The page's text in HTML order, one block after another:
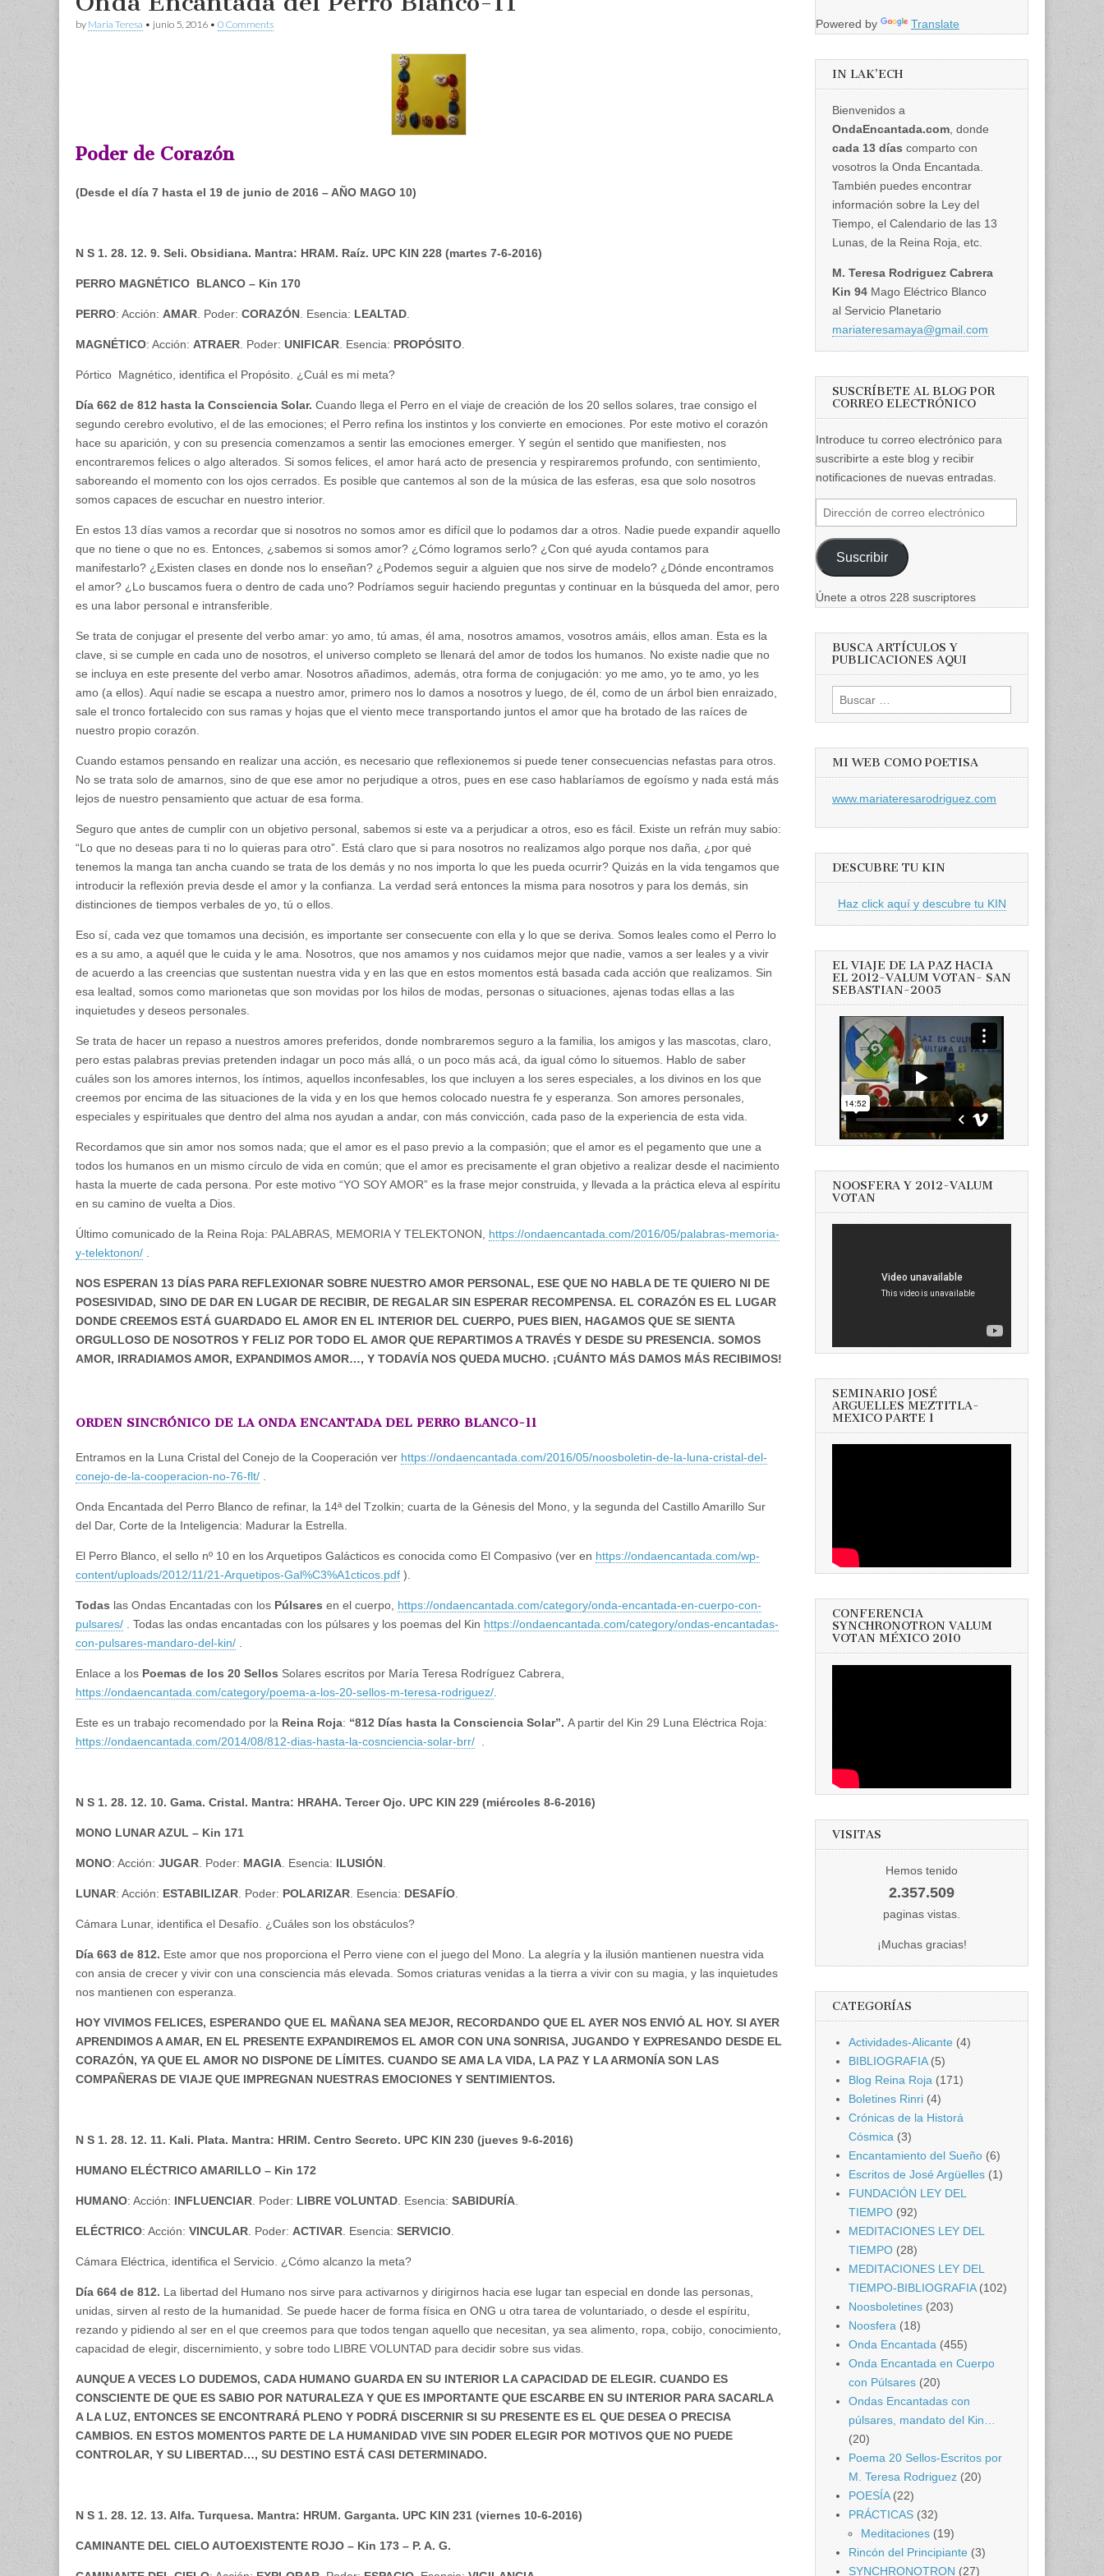
by Maria Teresa • junio 5, 2016 • 0 Comments
Poder de Corazón
(Desde el día 7 hasta el 19 de junio de 2016 – AÑO MAGO 10)
N S 1. 28. 12. 9. Seli. Obsidiana. Mantra: HRAM. Raíz. UPC KIN 228 (martes 7-6-2016)
PERRO MAGNÉTICO BLANCO – Kin 170
PERRO: Acción: AMAR . Poder: CORAZÓN . Esencia: LEALTAD
MAGNÉTICO: Acción: ATRAER . Poder: UNIFICAR . Esencia: PROPÓSITO
Pórtico Magnético, identifica el Propósito. ¿Cuál es mi meta?
Día 662 de 812 hasta la Consciencia Solar. Cuando llega el Perro en el viaje de creación de los 20 sellos solares, trae consigo el
segundo cerebro evolutivo, el de las emociones; el Perro refina los instintos y los convierte en emociones. Por este motivo el corazón
hace su aparición, y con su presencia comenzamos a sentir las emociones emerger. Y según el sentido que manifiesten, nos
encontraremos felices o algo alterados. Si somos felices, el amor hará acto de presencia y respiraremos profundo, con sentimiento,
saboreando el momento con los ojos cerrados. Es posible que cantemos al son de la música de las esferas, esa que solo nosotros
somos capaces de escuchar en nuestro interior.
En estos 13 días vamos a recordar que si nosotros no somos amor es difícil que lo podamos dar a otros. Nadie puede expandir aquello
que no tiene o que no es. Entonces, ¿sabemos si somos amor? ¿Cómo logramos serlo? ¿Con qué ayuda contamos para
manifestarlo? ¿Existen clases en donde nos lo enseñan? ¿Podemos seguir a alguien que nos sirve de modelo? ¿Dónde encontramos
el amor? ¿Lo buscamos fuera o dentro de cada uno? Podríamos seguir haciendo preguntas y continuar en la búsqueda del amor, pero
es una labor personal e intransferible.
Se trata de conjugar el presente del verbo amar: yo amo, tú amas, él ama, nosotros amamos, vosotros amáis, ellos aman. Esta es la
clave, si se cumple en cada uno de nosotros, el universo completo se llenará del amor de todos los humanos. No existe nadie que no
se incluya en este presente del verbo amar. Nosotros añadimos, además, otra forma de conjugación: yo me amo, yo te amo, yo les
amo (a ellos). Aquí nadie se escapa a nuestro amor, primero nos lo damos a nosotros y luego, de él, como de un árbol bien enraizado,
sale el tronco fortalecido con sus ramas y hojas que el viento mece transportando juntos el amor que ha brotado de las raíces de
nuestro propio corazón.
Cuando estamos pensando en realizar una acción, es necesario que reflexionemos si puede tener consecuencias nefastas para otros.
No se trata solo de amarnos, sino de que ese amor no perjudique a otros, pues en ese caso hablaríamos de egoísmo y nada está más
lejos de nuestro pensamiento que actuar de esa forma.
Seguro que antes de cumplir con un objetivo personal, sabemos si este va a perjudicar a otros, eso es fácil. Existe un refrán muy sabio:
“Lo que no deseas para ti no lo quieras para otro”. Está claro que si para nosotros no realizamos algo porque nos daña, ¿por qué
tenemos la manga tan ancha cuando se trata de los demás y no nos importa lo que les pueda ocurrir? Quizás en la vida tengamos que
introducir la reflexión previa desde el amor y la confianza. La verdad será entonces la misma para nosotros y para los demás, sin
distinciones de tiempos verbales de yo, tú o ellos.
Eso sí, cada vez que tomamos una decisión, es importante ser consecuente con ella y lo que se deriva. Somos leales como el Perro lo
es a su amo, a aquél que le cuida y le ama. Nosotros, que nos amamos y nos cuidamos mejor que nadie, vamos a ser leales y a vivir
de acuerdo a las creencias que sustentan nuestra vida y en las que en estos momentos está basada cada acción que realizamos. Sin
esa lealtad, somos como marionetas que son movidas por los hilos de modas, personas o situaciones, ajenas todas ellas a las
inquietudes y deseos personales.
Se trata de hacer un repaso a nuestros amores preferidos, donde nombraremos seguro a la familia, los amigos y las mascotas, claro,
pero estas palabras previas pretenden indagar un poco más allá, o un poco más acá, da igual cómo lo situemos. Hablo de saber
cuáles son los amores internos, los íntimos, aquellos inconfesables, los que incluyen a los seres especiales, a los divinos en los que
creemos por encima de las situaciones de la vida y en los que hemos colocado nuestra fe y esperanza. Son amores personales,
especiales y espirituales que dentro del alma nos ayudan a andar, con más convicción, cada paso de la experiencia de esta vida.
Recordamos que sin amor nos somos nada; que el amor es el paso previo a la compasión; que el amor es el pegamento que une a
todos los humanos en un mismo círculo de vida en común; que el amor es precisamente el gran objetivo a realizar desde el nacimiento
hasta la muerte de cada persona. Por este motivo “YO SOY AMOR” es la frase mejor construida, y llevada a la práctica eleva al espíritu
en su camino de vuelta a Dios.
Último comunicado de la Reina Roja: PALABRAS, MEMORIA Y TELEKTONON, https://ondaencantada.com/2016/05/palabras-memoria-
y-telektonon/
NOS ESPERAN 13 DÍAS PARA REFLEXIONAR SOBRE NUESTRO AMOR PERSONAL, ESE QUE NO HABLA DE TE QUIERO NI DE
POSESIVIDAD, SINO DE DAR EN LUGAR DE RECIBIR, DE REGALAR SIN ESPERAR RECOMPENSA. EL CORAZÓN ES EL LUGAR
DONDE CREEMOS ESTÁ GUARDADO EL AMOR EN EL INTERIOR DEL CUERPO, PUES BIEN, HAGAMOS QUE SE SIENTA
ORGULLOSO DE NOSOTROS Y FELIZ POR TODO EL AMOR QUE REPARTIMOS A TRAVÉS Y DESDE SU PRESENCIA. SOMOS
AMOR, IRRADIAMOS AMOR, EXPANDIMOS AMOR…, Y TODAVÍA NOS QUEDA MUCHO. ¡CUÁNTO MÁS DAMOS MÁS RECIBIMOS!
ORDEN SINCRÓNICO DE LA ONDA ENCANTADA DEL PERRO BLANCO-11
Entramos en la Luna Cristal del Conejo de la Cooperación ver https://ondaencantada.com/2016/05/noosboletin-de-la-luna-cristal-del-
conejo-de-la-cooperacion-no-76-flt/
Onda Encantada del Perro Blanco de refinar, la 14ª del Tzolkin; cuarta de la Génesis del Mono, y la segunda del Castillo Amarillo Sur
del Dar, Corte de la Inteligencia: Madurar la Estrella.
El Perro Blanco, el sello nº 10 en los Arquetipos Galácticos es conocida como El Compasivo (ver en https://ondaencantada.com/wp-
content/uploads/2012/11/21-Arquetipos-Gal%C3%A1cticos.pdf ).
Todas las Ondas Encantadas con los Púlsares en el cuerpo, https://ondaencantada.com/category/onda-encantada-en-cuerpo-con-
pulsares/ . Todas las ondas encantadas con los púlsares y los poemas del Kin https://ondaencantada.com/category/ondas-encantadas-
con-pulsares-mandaro-del-kin/
Enlace a los Poemas de los 20 Sellos Solares escritos por María Teresa Rodríguez Cabrera,
https://ondaencantada.com/category/poema-a-los-20-sellos-m-teresa-rodriguez/
Este es un trabajo recomendado por la Reina Roja: “812 Días hasta la Consciencia Solar”. A partir del Kin 29 Luna Eléctrica Roja:
https://ondaencantada.com/2014/08/812-dias-hasta-la-cosnciencia-solar-brr/
N S 1. 28. 12. 10. Gama. Cristal. Mantra: HRAHA. Tercer Ojo. UPC KIN 229 (miércoles 8-6-2016)
MONO LUNAR AZUL – Kin 171
MONO: Acción: JUGAR . Poder: MAGIA . Esencia: ILUSIÓN
LUNAR: Acción: ESTABILIZAR . Poder: POLARIZAR . Esencia: DESAFÍO
Cámara Lunar, identifica el Desafío. ¿Cuáles son los obstáculos?
Día 663 de 812. Este amor que nos proporciona el Perro viene con el juego del Mono. La alegría y la ilusión mantienen nuestra vida
con ansia de crecer y vivir con una consciencia más elevada. Somos criaturas venidas a la tierra a vivir con su magia, y las inquietudes
nos mantienen con esperanza.
HOY VIVIMOS FELICES, ESPERANDO QUE EL MAÑANA SEA MEJOR, RECORDANDO QUE EL AYER NOS ENVIÓ AL HOY. SI AYER
APRENDIMOS A AMAR, EN EL PRESENTE EXPANDIREMOS EL AMOR CON UNA SONRISA, JUGANDO Y EXPRESANDO DESDE EL
CORAZÓN, YA QUE EL AMOR NO DISPONE DE LÍMITES. CUANDO SE AMA LA VIDA, LA PAZ Y LA ARMONÍA SON LAS
COMPAÑERAS DE VIAJE QUE IMPREGNAN NUESTRAS EMOCIONES Y SENTIMIENTOS.
N S 1. 28. 12. 11. Kali. Plata. Mantra: HRIM. Centro Secreto. UPC KIN 230 (jueves 9-6-2016)
HUMANO ELÉCTRICO AMARILLO – Kin 172
HUMANO: Acción: INFLUENCIAR . Poder: LIBRE VOLUNTAD . Esencia: SABIDURÍA
ELÉCTRICO: Acción: VINCULAR . Poder: ACTIVAR . Esencia: SERVICIO
Cámara Eléctrica, identifica el Servicio. ¿Cómo alcanzo la meta?
Día 664 de 812. La libertad del Humano nos sirve para activarnos y dirigirnos hacia ese lugar tan especial en donde las personas,
unidas, sirven al resto de la humanidad. Se puede hacer de forma física en ONG u otra tarea de voluntariado, o desde el espíritu,
rezando y pidiendo al ser en el que creemos para que todos tengan aquello que necesitan, ya sea alimento, ropa, cobijo, conocimiento,
capacidad de elegir, discernimiento, y sobre todo LIBRE VOLUNTAD para decidir sobre sus vidas.
AUNQUE A VECES LO DUDEMOS, CADA HUMANO GUARDA EN SU INTERIOR LA CAPACIDAD DE ELEGIR. CUANDO ES
CONSCIENTE DE QUE ES SABIO POR NATURALEZA Y QUE ES IMPORTANTE QUE ESCARBE EN SU INTERIOR PARA SACARLA
A LA LUZ, ENTONCES SE ENCONTRARÁ PLENO Y PODRÁ DISCERNIR SI SU PRESENTE ES EL QUE DESEA O PRECISA
CAMBIOS. EN ESTOS MOMENTOS PARTE DE LA HUMANIDAD VIVE SIN PODER ELEGIR POR MOTIVOS QUE NO PUEDE
CONTROLAR, Y SU LIBERTAD…, SU DESTINO ESTÁ CASI DETERMINADO.
N S 1. 28. 12. 13. Alfa. Turquesa. Mantra: HRUM. Garganta. UPC KIN 231 (viernes 10-6-2016)
CAMINANTE DEL CIELO AUTOEXISTENTE ROJO – Kin 173 – P. A. G.
Powered by Translate
IN LAK’ECH
Bienvenidos a
OndaEncantada.com , donde
cada 13 días comparto con
vosotros la Onda Encantada.
También puedes encontrar
información sobre la Ley del
Tiempo, el Calendario de las 13
Lunas, de la Reina Roja, etc.
M. Teresa Rodriguez Cabrera
Kin 94 Mago Eléctrico Blanco
al Servicio Planetario
mariateresamaya@gmail.com
SUSCRÍBETE AL BLOG POR
CORREO ELECTRÓNICO
Introduce tu correo electrónico para
suscribirte a este blog y recibir
notificaciones de nuevas entradas.
Dirección
de
correo
electrónico
Suscribir
Únete a otros 228 suscriptores
BUSCA ARTÍCULOS Y
PUBLICACIONES AQUI
Buscar:
MI WEB COMO POETISA
www.mariateresarodriguez.com
DESCUBRE TU KIN
Haz click aquí y descubre tu KIN
EL VIAJE DE LA PAZ HACIA
EL 2012-VALUM VOTAN- SAN
SEBASTIAN-2005
NOOSFERA Y 2012-VALUM
VOTAN
SEMINARIO JOSÉ
ARGUELLES MEZTITLA-
MEXICO PARTE 1
CONFERENCIA
SYNCHRONOTRON VALUM
VOTAN MÉXICO 2010
VISITAS
Hemos tenido
2.357.509
paginas vistas.
¡Muchas gracias!
CATEGORÍAS
Actividades-Alicante (4)
BIBLIOGRAFIA(5)
Blog Reina Roja (171)
Boletines Rinri (4)
Crónicas de la Historá
Cósmica (3)
Encantamiento del Sueño (6)
Escritos de José Argüelles (1)
FUNDACIÓN LEY DEL
TIEMPO (92)
MEDITACIONES LEY DEL
TIEMPO (28)
MEDITACIONES LEY DEL
TIEMPO-BIBLIOGRAFIA(102)
Noosboletines (203)
Noosfera (18)
Onda Encantada (455)
Onda Encantada en Cuerpo
con Púlsares (20)
Ondas Encantadas con
púlsares, mandato del Kin…
(20)
Poema 20 Sellos-Escritos por
M. Teresa Rodriguez (20)
POESÍA(22)
PRÁCTICAS (32)
Meditaciones (19)
Rincón del Principiante (3)
SYNCHRONOTRON (27)